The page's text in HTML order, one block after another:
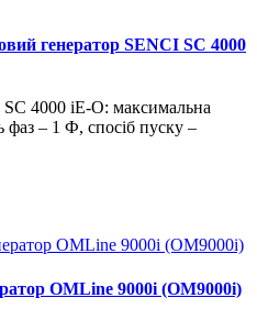
генератор SENCI SC 4000
4000 iE-O: максимальна
фаз – 1 Ф, спосіб пуску –
OMLine 9000i (OM9000i)